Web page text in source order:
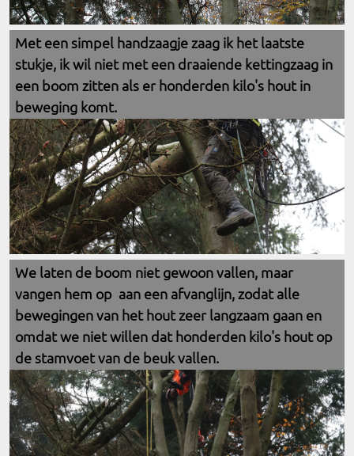
Met een simpel handzaagje zaag ik het laatste
stukje, ik wil niet met een draaiende kettingzaag in
een boom zitten als er honderden kilo's hout in
beweging komt.
We laten de boom niet gewoon vallen, maar
vangen hem op aan een afvanglijn, zodat alle
bewegingen van het hout zeer langzaam gaan en
omdat we niet willen dat honderden kilo's hout op
de stamvoet van de beuk vallen.